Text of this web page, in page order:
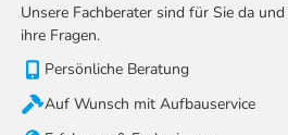
Unsere Fachberater sind für Sie da
ihre Fragen.
Persönliche Beratung
Auf Wunsch mit Aufbauservice